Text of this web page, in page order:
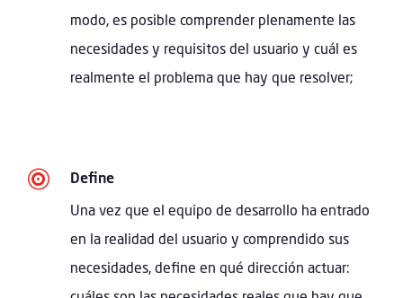
modo, es posible comprender plenamente las
necesidades y requisitos del usuario y cuál es
realmente el problema que hay que resolver;

Define
Una vez que el equipo de desarrollo ha entrado
en la realidad del usuario y comprendido sus
necesidades, define en qué dirección actuar: